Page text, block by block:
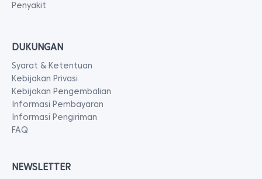
Penyakit
DUKUNGAN
Syarat & Ketentuan
Kebijakan Privasi
Kebijakan Pengembalian
Informasi Pembayaran
Informasi Pengiriman
FAQ
NEWSLETTER